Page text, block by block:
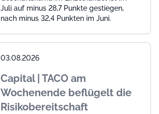
Juli auf minus 28,7 Punkte gestiegen,
nach minus 32,4 Punkten im Juni.
03.08.2026
Capital | TACO am
Wochenende beflügelt die
Risikobereitschaft